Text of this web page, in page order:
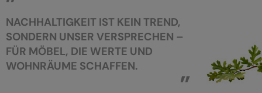
NACHHALTIGKEIT IST KEIN TREND,
SONDERN UNSER VERSPRECHEN –
FÜR MÖBEL, DIE WERTE UND
WOHNRÄUME SCHAFFEN.